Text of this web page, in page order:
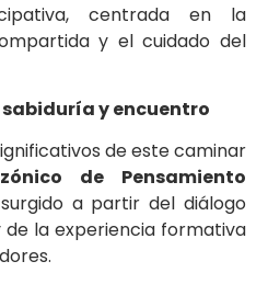
centrada en la
y el cuidado del
sabiduría y encuentro
de este caminar
de Pensamiento
a partir del diálogo
la experiencia formativa